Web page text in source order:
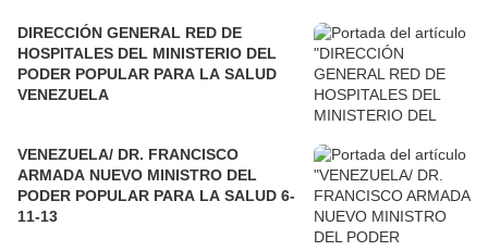
DIRECCIÓN GENERAL RED DE
HOSPITALES DEL MINISTERIO DEL
PODER POPULAR PARA LA SALUD
VENEZUELA
VENEZUELA/ DR. FRANCISCO
ARMADA NUEVO MINISTRO DEL
PODER POPULAR PARA LA SALUD 6-
11-13